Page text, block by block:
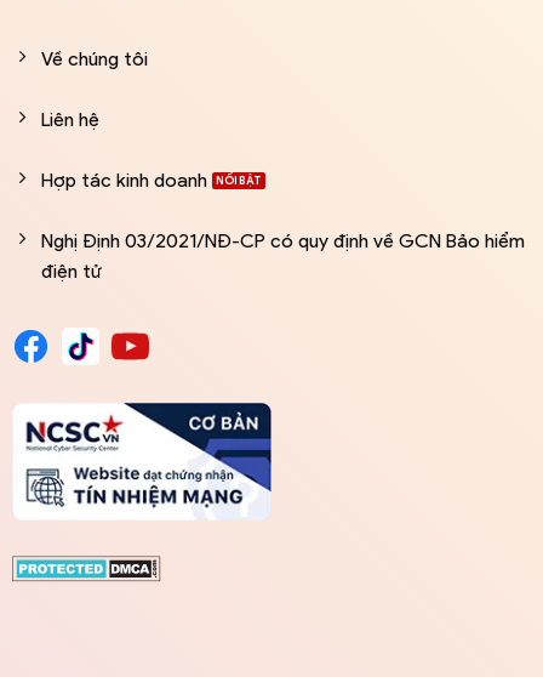
Về chúng tôi
Liên hệ
Hợp tác kinh doanh
Nghị Định 03/2021/NĐ-CP có quy định về GCN Bảo hiểm
điện tử